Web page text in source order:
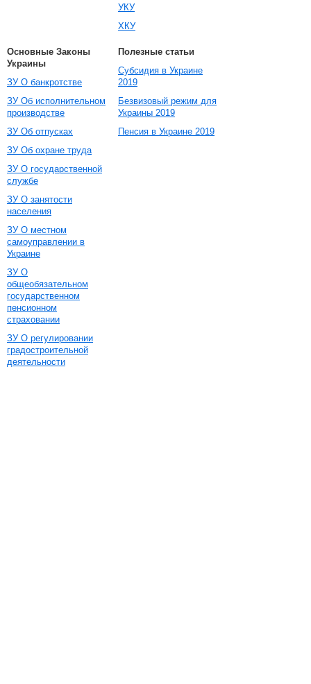
УКУ
ХКУ
Основные Законы
Украины
ЗУ О банкротстве
ЗУ Об исполнительном
производстве
ЗУ Об отпусках
ЗУ Об охране труда
ЗУ О государственной
службе
ЗУ О занятости
населения
ЗУ О местном
самоуправлении в
Украине
ЗУ О
общеобязательном
государственном
пенсионном
страховании
ЗУ О регулировании
градостроительной
деятельности
Полезные статьи
Субсидия в Украине
2019
Безвизовый режим для
Украины 2019
Пенсия в Украине 2019